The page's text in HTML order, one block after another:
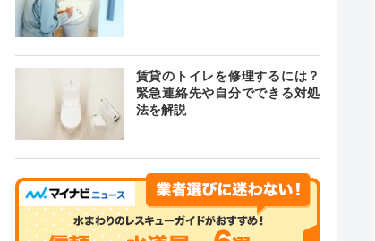
クチコミ
ー
賃貸のトイレを修理するには？
緊急連絡先や自分でできる対処
法を解説